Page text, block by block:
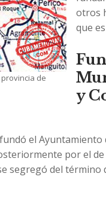
de
otros
que
y
el
por el de
segregó del